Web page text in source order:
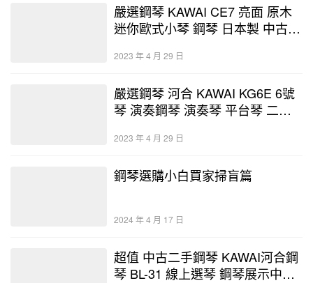
嚴選鋼琴 KAWAI CE7 亮面 原木
迷你歐式小琴 鋼琴 日本製 中古鋼
2023 年 4 月 29 日
嚴選鋼琴 河合 KAWAI KG6E 6號
琴 演奏鋼琴 演奏琴 平台琴 二手
2023 年 4 月 29 日
鋼琴選購小白買家掃盲篇
2024 年 4 月 17 日
超值 中古二手鋼琴 KAWAI河合鋼
琴 BL-31 線上選琴 鋼琴展示中心-